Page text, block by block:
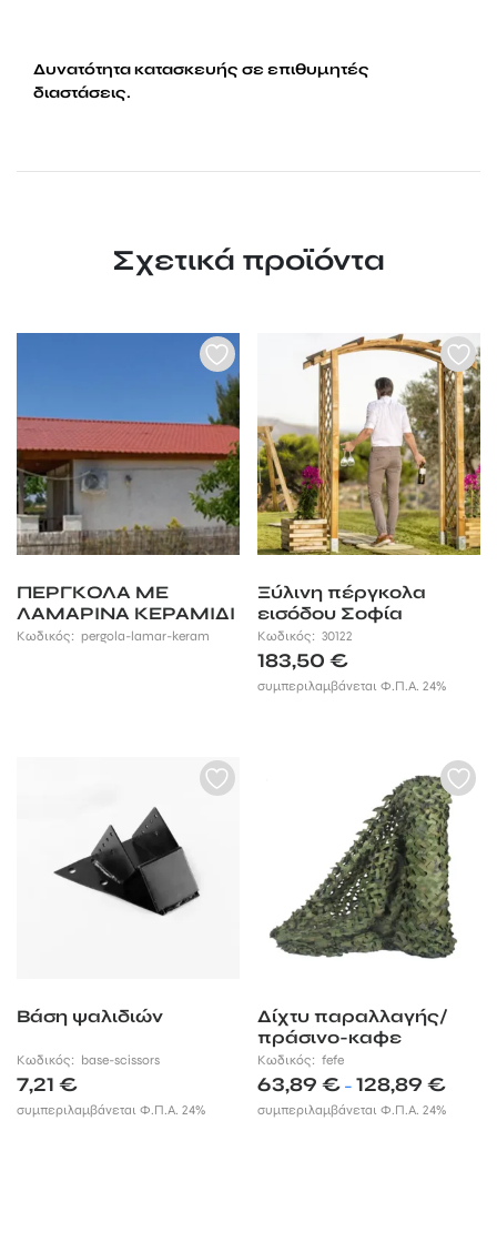
Δυνατότητα κατασκευής σε επιθυμητές
διαστάσεις.
Σχετικά προϊόντα
ΠΕΡΓΚΟΛΑ ΜΕ
ΛΑΜΑΡΙΝΑ ΚΕΡΑΜΙΔΙ
Κωδικός: pergola-lamar-keram
Ξύλινη πέργκολα
εισόδου Σοφία
Κωδικός:30122
183,50€
συμπεριλαμβάνεται Φ.Π.Α. 24%
Βάση ψαλιδιών
Κωδικός: base-scissors
7,21 €
συμπεριλαμβάνεται Φ.Π.Α. 24%
Δίχτυ παραλλαγής/
πράσινο-καφε
Κωδικός:fefe
63,89€ – 128,89€
συμπεριλαμβάνεται Φ.Π.Α. 24%